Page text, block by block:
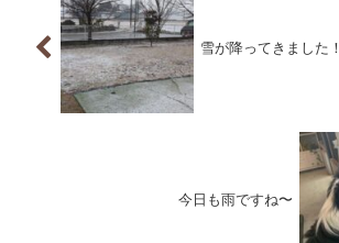
雪が降ってきました！
今日も雨ですね〜